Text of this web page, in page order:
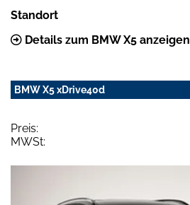
Standort
Details zum BMW X5 anzeigen
BMW X5 xDrive40d
Preis:
MWSt: